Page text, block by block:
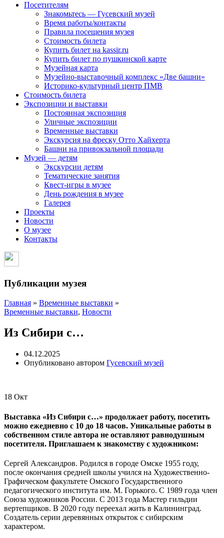
Посетителям
Знакомьтесь — Гусевский музей
Время работы/контакты
Правила посещения музея
Стоимость билета
Купить билет на kassir.ru
Купить билет по пушкинской карте
Музейная карта
Музейно-выставочный комплекс «Две башни»
Историко-культурный центр ПМВ
Стоимость билета
Экспозиции и выставки
Постоянная экспозиция
Уличные экспозиции
Временные выставки
Экскурсия на фреску Отто Хайхерта
Башни на привокзальной площади
Музей — детям
Экскурсии детям
Тематические занятия
Квест-игры в музее
День рождения в музее
Галерея
Проекты
Новости
О музее
Контакты
Публикации музея
Главная » Временные выставки »
Временные выставки, Новости
Из Сибири с…
04.12.2025
Опубликовано автором Гусевский музей
18 Окт
Выставка «Из Сибири с…» продолжает работу, посетить
можно ежедневно с 10 до 18 часов. Уникальные работы в
собственном стиле автора не оставляют равнодушным
посетителя. Приглашаем к знакомству с художником:
Сергей Александров. Родился в городе Омске 1955 году,
после окончания средней школы учился на Художественно-
Графическом факультете Омского Государственного
педагогического института им. М. Горького. С 1989 года член
Союза художников России. С 2013 года Мастер гильдии
вертепщиков. В 2020 году переехал жить в Калининград.
Создатель серии деревянных открыток с сибирским
характером.